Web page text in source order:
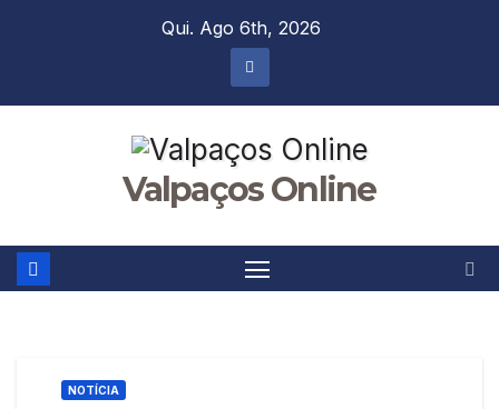
Qui. Ago 6th, 2026
Valpaços Online
NOTÍCIA